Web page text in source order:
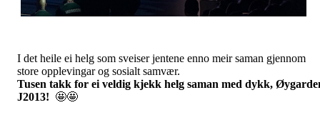
I det heile ei helg som sveiser jentene enno meir saman gjennom
store opplevingar og sosialt samvær.
Tusen takk for ei veldig kjekk helg saman med dykk,
J2013! 🤩🤩